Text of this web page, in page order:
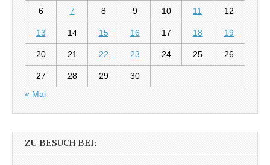
6 7 8 9 10 11 12
13 14 15 16 17 18 19
20 21 22 23 24 25 26
27 28 29
30
« Mai
ZU BESUCH BEI: